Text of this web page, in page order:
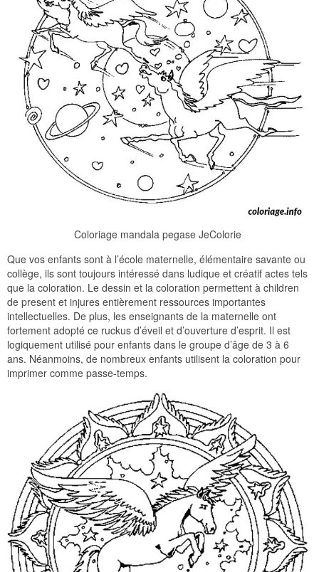
Coloriage mandala pegase JeColorie
Que vos enfants sont à l’école maternelle, élémentaire savante ou
collège, ils sont toujours intéressé dans ludique et créatif actes tels
que la coloration. Le dessin et la coloration permettent à children
de present et injures entièrement ressources importantes
intellectuelles. De plus, les enseignants de la maternelle ont
fortement adopté ce ruckus d’éveil et d’ouverture d’esprit. Il est
logiquement utilisé pour enfants dans le groupe d’âge de 3 à 6
ans. Néanmoins, de nombreux enfants utilisent la coloration pour
imprimer comme passe-temps.